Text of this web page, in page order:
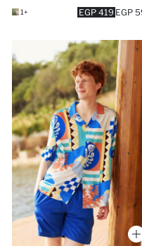
419 EGP
+1